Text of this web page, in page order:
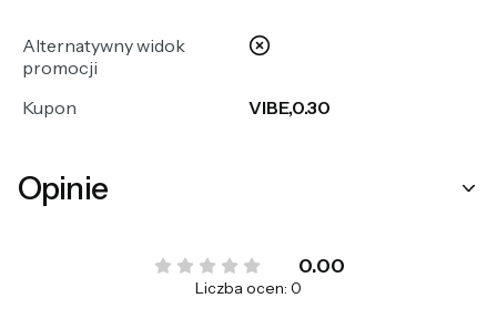
Alternatywny widok
promocji
nie
Kupon VIBE,0.30
Opinie
0.00
Liczba ocen: 0